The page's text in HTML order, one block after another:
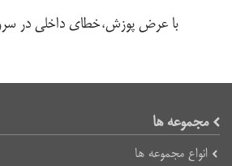
با عرض پوزش،خطای داخلی در
مجموعه ها
انواع مجموعه ها